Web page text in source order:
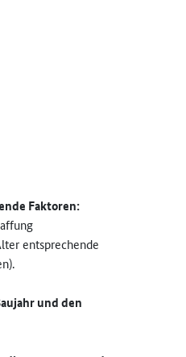
Faktoren:
entsprechende
und den